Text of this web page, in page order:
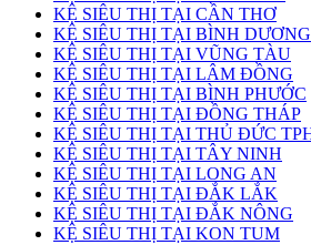
KỆ SIÊU THỊ TẠI CẦN THƠ
KỆ SIÊU THỊ TẠI BÌNH DƯƠNG
KỆ SIÊU THỊ TẠI VŨNG TÀU
KỆ SIÊU THỊ TẠI LÂM ĐỒNG
KỆ SIÊU THỊ TẠI BÌNH PHƯỚC
KỆ SIÊU THỊ TẠI ĐỒNG THÁP
KỆ SIÊU THỊ TẠI THỦ ĐỨC
KỆ SIÊU THỊ TẠI TÂY NINH
KỆ SIÊU THỊ TẠI LONG AN
KỆ SIÊU THỊ TẠI ĐẮK LẮK
KỆ SIÊU THỊ TẠI ĐẮK NÔNG
KỆ SIÊU THỊ TẠI KON TUM